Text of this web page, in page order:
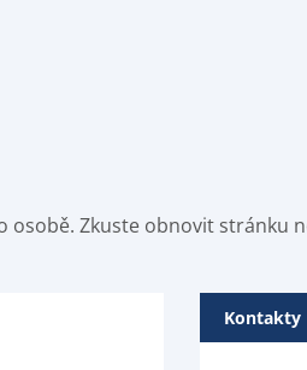
osobě. Zkuste obnovit stránku
Kontakty